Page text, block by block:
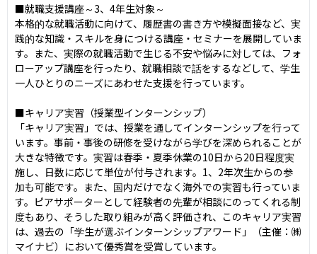
■就職支援講座～3、4年生対象～
本格的な就職活動に向けて、履歴書の書き方や模擬面接など、実
践的な知識・スキルを身につける講座・セミナーを展開していま
す。また、実際の就職活動で生じる不安や悩みに対しては、フォ
ローアップ講座を行ったり、就職相談で話をするなどして、学生
一人ひとりのニーズにあわせた支援を行っています。
■キャリア実習（授業型インターンシップ）
「キャリア実習」では、授業を通してインターンシップを行って
います。事前・事後の研修を受けながら学びを深められることが
大きな特徴です。実習は春季・夏季休業の10日から20日程度実
施し、日数に応じて単位が付与されます。1、2年次生からの参
加も可能です。また、国内だけでなく海外での実習も行っていま
す。ピアサポーターとして経験者の先輩が相談にのってくれる制
度もあり、そうした取り組みが高く評価され、このキャリア実習
は、過去の「学生が選ぶインターンシップアワード」（主催：㈱
マイナビ）において優秀賞を受賞しています。